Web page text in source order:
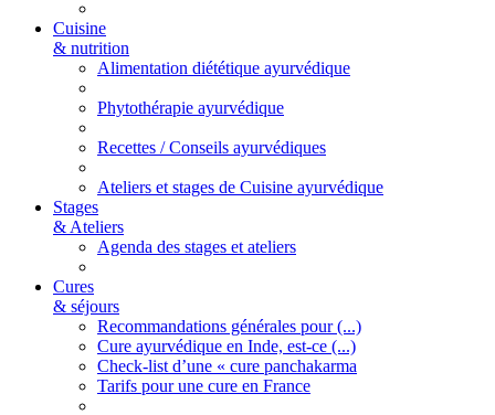
Cuisine
& nutrition
Alimentation diététique ayurvédique
Phytothérapie ayurvédique
Recettes / Conseils ayurvédiques
Ateliers et stages de Cuisine ayurvédique
Stages
& Ateliers
Agenda des stages et ateliers
Cures
& séjours
Recommandations générales pour (...)
Cure ayurvédique en Inde, est-ce (...)
Check-list d’une « cure panchakarma
Tarifs pour une cure en France